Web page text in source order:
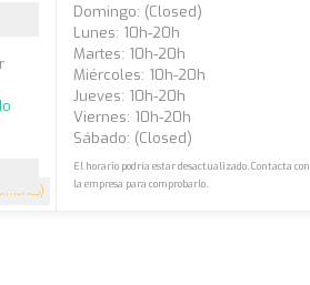
Domingo: (closed)
Lunes: 10h-20h
Martes: 10h-20h
Miércoles: 10h-20h
Jueves: 10h-20h
Viernes: 10h-20h
Sábado: (closed)
El horario podría estar desactualizado. Contacta con
la empresa para comprobarlo.